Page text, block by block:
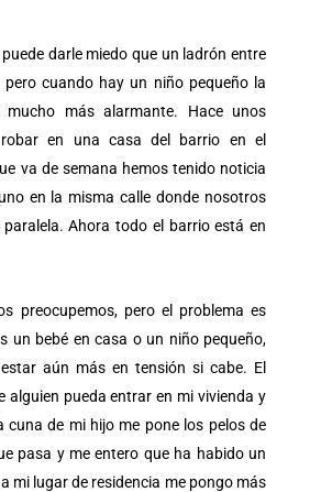
darle miedo que un ladrón entre
cuando hay un niño pequeño la
mucho más alarmante. Hace unos
en una casa del barrio en el
va de semana hemos tenido noticia
en la misma calle donde nosotros
Ahora todo el barrio está en
preocupemos, pero el problema es
un bebé en casa o un niño pequeño,
aún más en tensión si cabe. El
alguien pueda entrar en mi vivienda y
cuna de mi hijo me pone los pelos de
pasa y me entero que ha habido un
mi lugar de residencia me pongo más